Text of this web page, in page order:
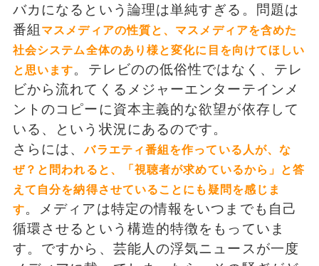
バカになるという論理は単純すぎる。問題は
番組 マスメディアの性質と、マスメディアを含めた
社会システム全体のあり様と変化に目を向けてほしい
と思います。テレビのの低俗性ではなく、テレ
ビから流れてくるメジャーエンターテインメ
ントのコピーに資本主義的な欲望が依存して
いる、という状況にあるのです。
さらには、バラエティ番組を作っている人が、な
ぜ？と問われると、「視聴者が求めているから」と答
えて自分を納得させていることにも疑問を感じま
す。メディアは特定の情報をいつまでも自己
循環させるという構造的特徴をもっていま
す。ですから、芸能人の浮気ニュースが一度